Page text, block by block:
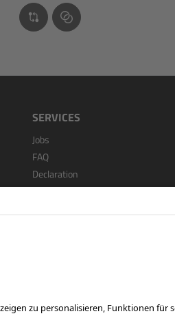
SERVICES
Jobs
FAQ
Declaration
Open Source Software